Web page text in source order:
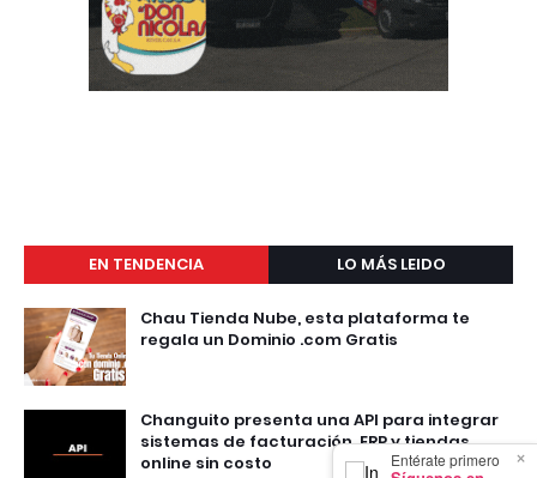
×
Entérate primero
EN TENDENCIA LO MÁS LEIDO
Chau Tienda Nube, esta plataforma te
regala un Dominio .com Gratis
Changuito presenta una API para integrar
sistemas de facturación, ERP y tiendas
online sin costo